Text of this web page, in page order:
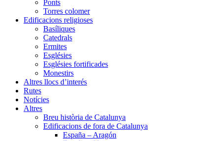
Ponts
Torres colomer
Edificacions religioses
Basíliques
Catedrals
Ermites
Esglésies
Esglésies fortificades
Monestirs
Altres llocs d’interés
Rutes
Notícies
Altres
Breu història de Catalunya
Edificacions de fora de Catalunya
España – Aragón